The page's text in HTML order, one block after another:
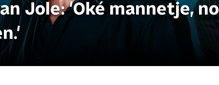
Jole: 'Oké mannetje,